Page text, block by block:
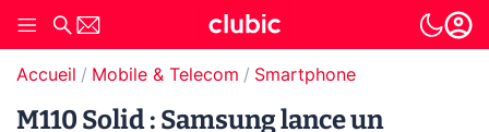
Accueil Mobile & Telecom Smartphone
M110 Solid : Samsung lance un